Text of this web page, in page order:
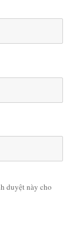
duyệt này cho